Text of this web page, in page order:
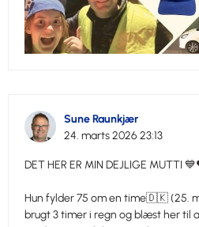
Sune Raunkjær
24. marts 2026 23:13
DET HER ER MIN DEJLIGE MUTTI
Hun fylder 75 om en time🇩🇰 (25.
brugt 3 timer i regn og blæst her til